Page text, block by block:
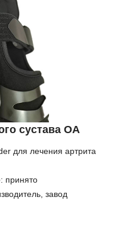
сустава OA
для лечения артрита
принято
завод